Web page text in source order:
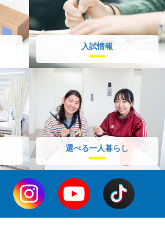
入試情報
選べる一人暮らし